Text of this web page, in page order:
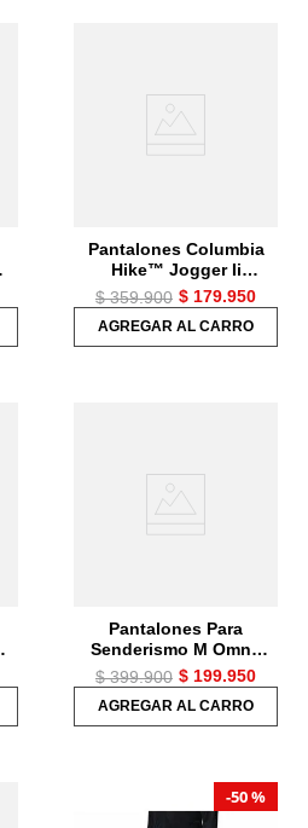
Pantalones Columbia
Hike™ Jogger Ii
Hombre
$ 359.900 $ 179.950
AGREGAR AL CARRO
Pantalones Para
Senderismo M Omni-
Heat Infinity Tight
Hombre
$ 399.900 $ 199.950
AGREGAR AL CARRO
50 %